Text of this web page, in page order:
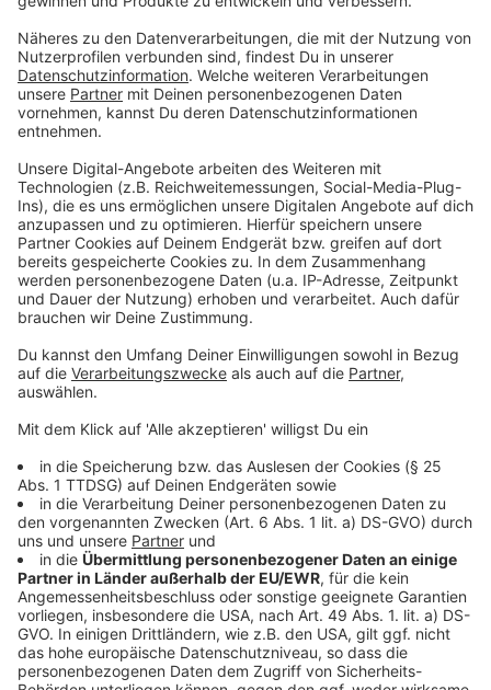
Impfbericht
In Siegen-Wittgenstein wurden laut KVWL
mindestens179.003 (64,98 %) Erst-und 143.866
(52,22 %) Zweitimpfungen
vollständig geimpft (Stand: 12.08.21/00:00).*
*Hinweis: Die Impfungen von Betriebs- und
Privatärzten sind nicht enthalten. Diese
Impfmeldungen liegen ausschließlich dem Robert-
Koch-Institut vor und werden nur auf Länderebene
veröffentlicht.
Mutationen
Bisher wurde bei 3.273 positiven Testergebnissen aus
dem Kreisgebiet die Alpha-Mutation, bei einer Person
die Beta-Mutation, bei 19 weiteren Personen die
Gamma-Mutation und bei 249 Personen die Delta-
Mutation nachgewiesen.
Anzeige